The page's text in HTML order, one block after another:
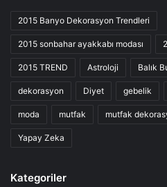
2015 Banyo Dekorasyon Trendleri
2015 sonbahar ayakkabı modası
2015 TREND Astroloji Balık
dekorasyon Diyet gebelik
moda mutfak mutfak
Yapay Zeka
Kategoriler